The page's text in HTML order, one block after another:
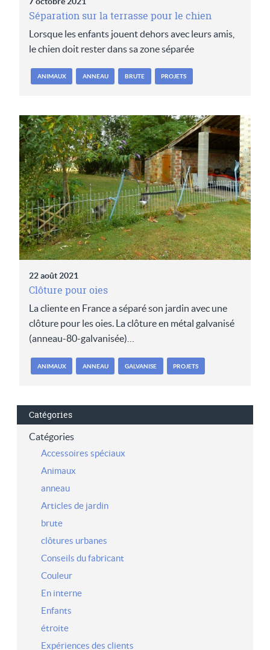
Séparation sur la terrasse pour le chien
Lorsque les enfants jouent dehors avec leurs amis,
le chien doit rester dans sa zone séparée
ANIMAUX ANNEAU BRUTE PROJETS
22 août 2021
Clôture pour oies
La cliente en France a séparé son jardin avec une
clôture pour les oies. La clôture en métal galvanisé
(anneau-80-galvanisée)…
ANIMAUX ANNEAU GALVANISE PROJETS
Catégories
Catégories
Accessoires spéciaux
Animaux
anneau
Articles de jardin
brute
clôtures urbanes
Conseils du fabricant
Couleur
En interne
Enfants
étroite
Expériences des clients